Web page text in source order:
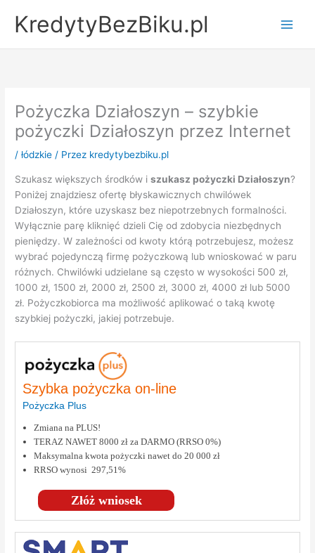
KredytyBezBiku.pl
Pożyczka Działoszyn – szybkie
pożyczki Działoszyn przez Internet
/łódzkie / Przez kredytybezbiku.pl
Szukasz większych środków iszukasz pożyczki Działoszyn?
Poniżej znajdziesz ofertę błyskawicznych chwilówek
Działoszyn, które uzyskasz bez niepotrzebnych formalności.
Wyłącznie parę kliknięć dzieli Cię od zdobycia niezbędnych
pieniędzy. W zależności od kwoty którą potrzebujesz, możesz
wybrać pojedynczą firmę pożyczkową lub wnioskować w paru
różnych. Chwilówki udzielane są często w wysokości 500 zł,
1000 zł, 1500 zł, 2000 zł, 2500 zł, 3000 zł, 4000 zł lub 5000
zł. Pożyczkobiorca ma możliwość aplikować o taką kwotę
szybkiej pożyczki, jakiej potrzebuje.
Szybka pożyczka on-line
Pożyczka Plus
Złóż wniosek
Zmiana na PLUS!
TERAZ NAWET 8000 zł za DARMO (RRSO 0%)
Maksymalna kwota pożyczki nawet do 20 000 zł
RRSO wynosi 297,51%